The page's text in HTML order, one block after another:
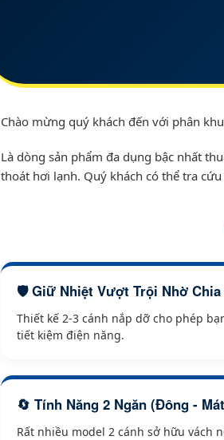
Chào mừng quý khách đến với phân
Là dòng sản phẩm đa dụng bậc nhất
thoát hơi lạnh. Quý khách có thể tra
🛡️ Giữ Nhiệt Vượt Trội Nhờ Chia
Thiết kế 2-3 cánh nắp dỡ cho phép
tiết kiệm điện năng.
🔄 Tính Năng 2 Ngăn (Đông -
Rất nhiều model 2 cánh sở hữu vách